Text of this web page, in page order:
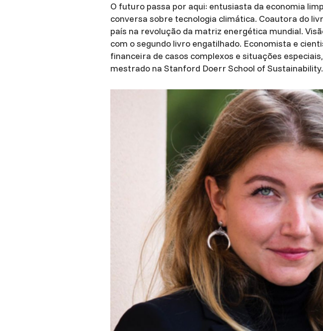
O futuro passa por aqui: entusiasta da economia
conversa sobre tecnologia climática. Coautora do
país na revolução da matriz energética mundial.
com o segundo livro engatilhado. Economista e
financeira de casos complexos e situações
mestrado na Stanford Doerr School of Sustainability.